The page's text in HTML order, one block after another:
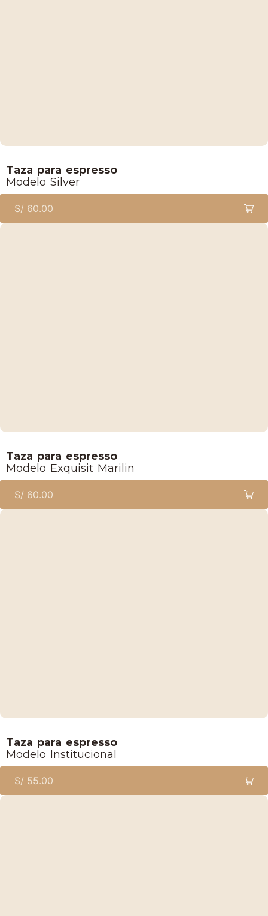
Taza para espresso
Modelo Silver
S/ 60.00
Taza para espresso
Modelo Exquisit Marilin
S/ 60.00
Taza para espresso
Modelo Institucional
S/ 55.00